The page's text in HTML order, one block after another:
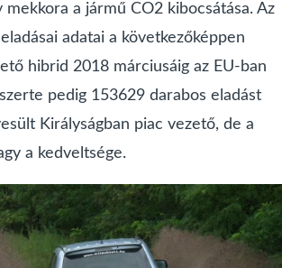
mekkora a jármű CO2 kibocsátása. Az
adatai a következőképpen
hibrid 2018 márciusáig az EU-ban
pedig 153629 darabos eladást
Királyságban piac vezető, de a
a kedveltsége.